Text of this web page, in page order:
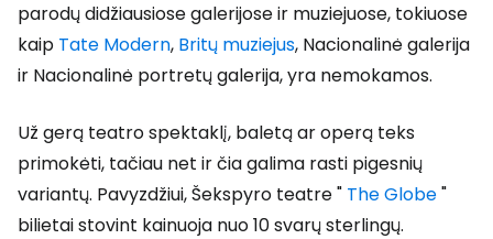
parodų didžiausiose galerijose ir muziejuose, tokiuose
kaip Tate Modern, Britų muziejus, Nacionalinė galerija
ir Nacionalinė portretų galerija, yra nemokamos.
Už gerą teatro spektaklį, baletą ar operą teks
primokėti, tačiau net ir čia galima rasti pigesnių
variantų. Pavyzdžiui, Šekspyro teatre " The Globe"
bilietai stovint kainuoja nuo 10 svarų sterlingų.